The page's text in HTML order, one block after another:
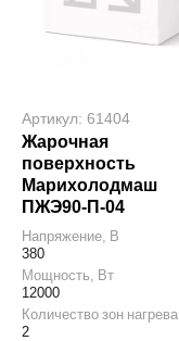
Артикул: 61404
Жарочная
поверхность
Марихолодмаш
ПЖЭ90-П-04
Напряжение, В
380
Мощность, Вт
12000
Количество зон нагрева
2